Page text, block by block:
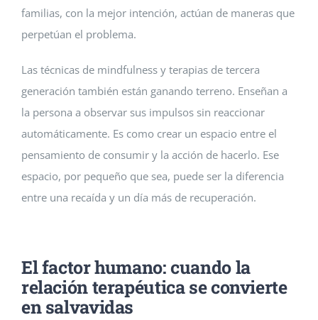
familias, con la mejor intención, actúan de maneras que
perpetúan el problema.
Las técnicas de mindfulness y terapias de tercera
generación también están ganando terreno. Enseñan a
la persona a observar sus impulsos sin reaccionar
automáticamente. Es como crear un espacio entre el
pensamiento de consumir y la acción de hacerlo. Ese
espacio, por pequeño que sea, puede ser la diferencia
entre una recaída y un día más de recuperación.
El factor humano: cuando la
relación terapéutica se convierte
en salvavidas